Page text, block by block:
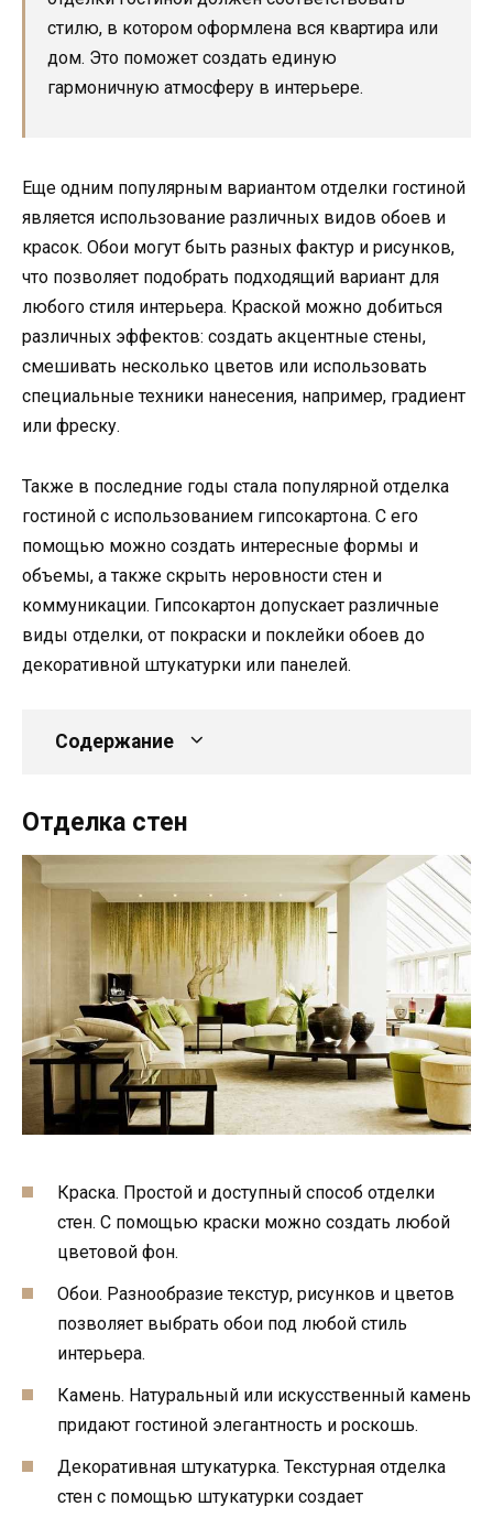
стилю, в котором оформлена вся квартира или
дом. Это поможет создать единую
гармоничную атмосферу в интерьере.
Еще одним популярным вариантом отделки гостиной
является использование различных видов обоев и
красок. Обои могут быть разных фактур и рисунков,
что позволяет подобрать подходящий вариант для
любого стиля интерьера. Краской можно добиться
различных эффектов: создать акцентные стены,
смешивать несколько цветов или использовать
специальные техники нанесения, например, градиент
или фреску.
Также в последние годы стала популярной отделка
гостиной с использованием гипсокартона. С его
помощью можно создать интересные формы и
объемы, а также скрыть неровности стен и
коммуникации. Гипсокартон допускает различные
виды отделки, от покраски и поклейки обоев до
декоративной штукатурки или панелей.
Содержание
Отделка стен
Краска. Простой и доступный способ отделки
стен. С помощью краски можно создать любой
цветовой фон.
Обои. Разнообразие текстур, рисунков и цветов
позволяет выбрать обои под любой стиль
интерьера.
Камень. Натуральный или искусственный камень
придают гостиной элегантность и роскошь.
Декоративная штукатурка. Текстурная отделка
стен с помощью штукатурки создает